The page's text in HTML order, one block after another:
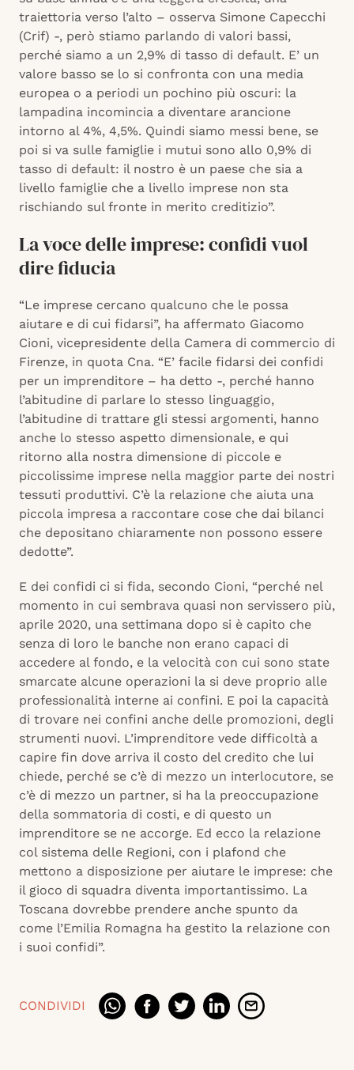
traiettoria verso l’alto – osserva Simone Capecchi
(Crif) -, però stiamo parlando di valori bassi,
perché siamo a un 2,9% di tasso di default. E’ un
valore basso se lo si confronta con una media
europea o a periodi un pochino più oscuri: la
lampadina incomincia a diventare arancione
intorno al 4%, 4,5%. Quindi siamo messi bene, se
poi si va sulle famiglie i mutui sono allo 0,9% di
tasso di default: il nostro è un paese che sia a
livello famiglie che a livello imprese non sta
rischiando sul fronte in merito creditizio”.
La voce delle imprese: confidi vuol
dire fiducia
“Le imprese cercano qualcuno che le possa
aiutare e di cui fidarsi”, ha affermato Giacomo
Cioni, vicepresidente della Camera di commercio di
Firenze, in quota Cna. “E’ facile fidarsi dei confidi
per un imprenditore – ha detto -, perché hanno
l’abitudine di parlare lo stesso linguaggio,
l’abitudine di trattare gli stessi argomenti, hanno
anche lo stesso aspetto dimensionale, e qui
ritorno alla nostra dimensione di piccole e
piccolissime imprese nella maggior parte dei nostri
tessuti produttivi. C’è la relazione che aiuta una
piccola impresa a raccontare cose che dai bilanci
che depositano chiaramente non possono essere
dedotte”.
E dei confidi ci si fida, secondo Cioni, “perché nel
momento in cui sembrava quasi non servissero più,
aprile 2020, una settimana dopo si è capito che
senza di loro le banche non erano capaci di
accedere al fondo, e la velocità con cui sono state
smarcate alcune operazioni la si deve proprio alle
professionalità interne ai confini. E poi la capacità
di trovare nei confini anche delle promozioni, degli
strumenti nuovi. L’imprenditore vede difficoltà a
capire fin dove arriva il costo del credito che lui
chiede, perché se c’è di mezzo un interlocutore, se
c’è di mezzo un partner, si ha la preoccupazione
della sommatoria di costi, e di questo un
imprenditore se ne accorge. Ed ecco la relazione
col sistema delle Regioni, con i plafond che
mettono a disposizione per aiutare le imprese: che
il gioco di squadra diventa importantissimo. La
Toscana dovrebbe prendere anche spunto da
come l’Emilia Romagna ha gestito la relazione con
i suoi confidi”.
CONDIVIDI